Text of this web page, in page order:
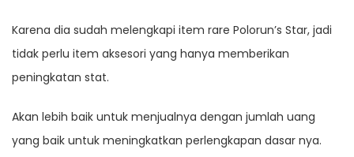
Karena dia sudah melengkapi item rare Polorun’s Star, jadi
tidak perlu item aksesori yang hanya memberikan
peningkatan stat.
Akan lebih baik untuk menjualnya dengan jumlah uang
yang baik untuk meningkatkan perlengkapan dasar nya.